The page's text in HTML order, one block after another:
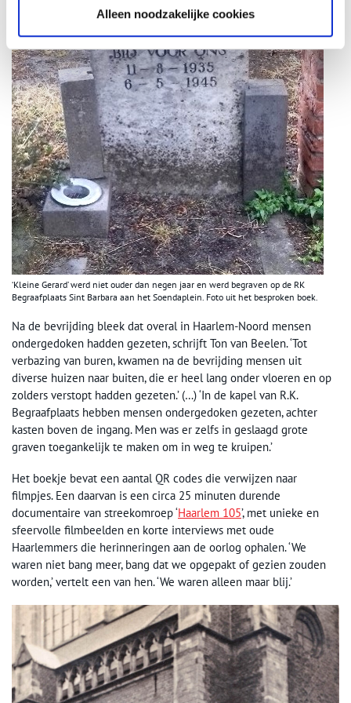
Alleen noodzakelijke cookies
‘Kleine Gerard’ werd niet ouder dan negen jaar en werd begraven op de RK
Begraafplaats Sint Barbara aan het Soendaplein. Foto uit het besproken boek.
Na de bevrijding bleek dat overal in Haarlem-Noord mensen
ondergedoken hadden gezeten, schrijft Ton van Beelen. ‘Tot
verbazing van buren, kwamen na de bevrijding mensen uit
diverse huizen naar buiten, die er heel lang onder vloeren en op
zolders verstopt hadden gezeten.’ (…) ‘In de kapel van R.K.
Begraafplaats hebben mensen ondergedoken gezeten, achter
kasten boven de ingang. Men was er zelfs in geslaagd grote
graven toegankelijk te maken om in weg te kruipen.’
Het boekje bevat een aantal QR codes die verwijzen naar
filmpjes. Een daarvan is een circa 25 minuten durende
documentaire van streekomroep ‘Haarlem 105’, met unieke en
sfeervolle filmbeelden en korte interviews met oude
Haarlemmers die herinneringen aan de oorlog ophalen. ‘We
waren niet bang meer, bang dat we opgepakt of gezien zouden
worden,’ vertelt een van hen. ‘We waren alleen maar blij.’